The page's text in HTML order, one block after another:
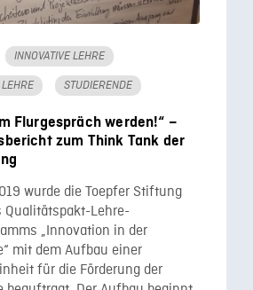
INNOVATIVE LEHRE
STUDIERENDE
Flurgespräch werden!“ –
zum Think Tank der
wurde die Toepfer Stiftung
Qualitätspakt-Lehre-
„Innovation in der
mit dem Aufbau einer
für die Förderung der